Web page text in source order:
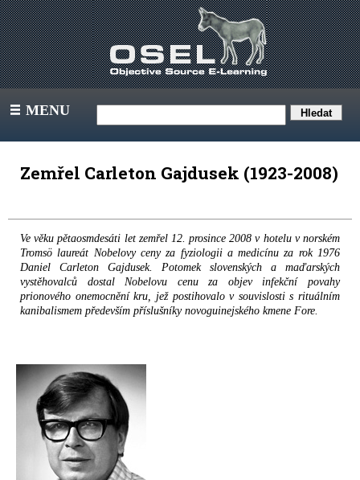
III MENU
Zemřel Carleton Gajdusek (1923-2008)
Ve věku pětaosmdesáti let zemřel 12. prosince 2008 v hotelu v norském
Tromsö laureát Nobelovy ceny za fyziologii a medicínu za rok 1976
Daniel Carleton Gajdusek. Potomek slovenských a maďarských
vystěhovalců dostal Nobelovu cenu za objev infekční povahy
prionového onemocnění kru, jež postihovalo v souvislosti s rituálním
kanibalismem především příslušníky novoguinejského kmene Fore.